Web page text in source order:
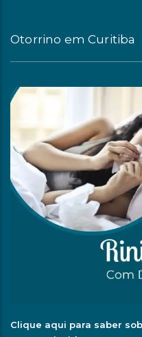
Otorrino em Curitiba
Clique aqui para saber